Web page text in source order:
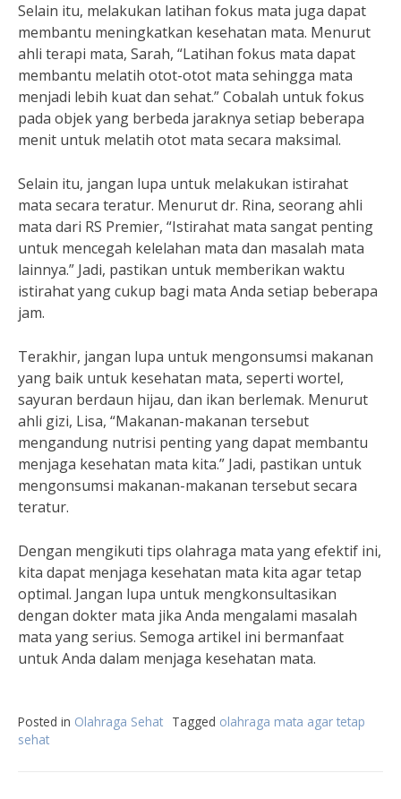
Selain itu, melakukan latihan fokus mata juga dapat
membantu meningkatkan kesehatan mata. Menurut
ahli terapi mata, Sarah, “Latihan fokus mata dapat
membantu melatih otot-otot mata sehingga mata
menjadi lebih kuat dan sehat.” Cobalah untuk fokus
pada objek yang berbeda jaraknya setiap beberapa
menit untuk melatih otot mata secara maksimal.
Selain itu, jangan lupa untuk melakukan istirahat
mata secara teratur. Menurut dr. Rina, seorang ahli
mata dari RS Premier, “Istirahat mata sangat penting
untuk mencegah kelelahan mata dan masalah mata
lainnya.” Jadi, pastikan untuk memberikan waktu
istirahat yang cukup bagi mata Anda setiap beberapa
jam.
Terakhir, jangan lupa untuk mengonsumsi makanan
yang baik untuk kesehatan mata, seperti wortel,
sayuran berdaun hijau, dan ikan berlemak. Menurut
ahli gizi, Lisa, “Makanan-makanan tersebut
mengandung nutrisi penting yang dapat membantu
menjaga kesehatan mata kita.” Jadi, pastikan untuk
mengonsumsi makanan-makanan tersebut secara
teratur.
Dengan mengikuti tips olahraga mata yang efektif ini,
kita dapat menjaga kesehatan mata kita agar tetap
optimal. Jangan lupa untuk mengkonsultasikan
dengan dokter mata jika Anda mengalami masalah
mata yang serius. Semoga artikel ini bermanfaat
untuk Anda dalam menjaga kesehatan mata.
Posted in Olahraga Sehat Tagged olahraga mata agar tetap
sehat